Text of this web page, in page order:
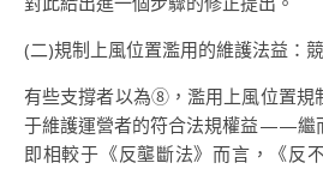
(二)規制上風位置濫用的維護法益：
有些支撐者以為⑧，濫用上風位置規
于維護運營者的符合法規權益——繼
即相較于《反壟斷法》而言，《反